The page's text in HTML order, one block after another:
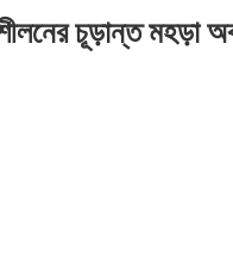
চূড়ান্ত